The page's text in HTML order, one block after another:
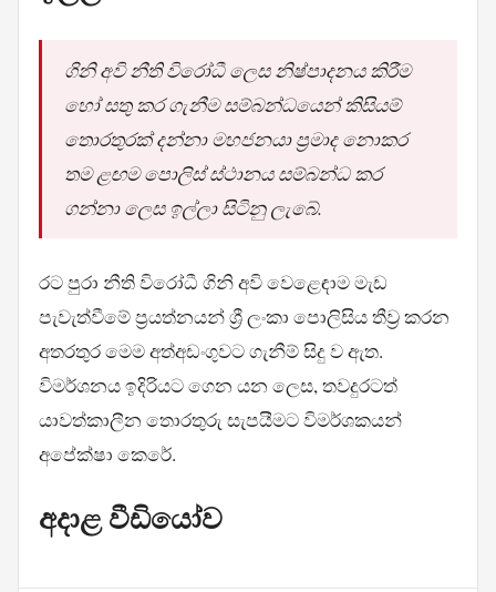
ගිනි අවි නීති විරෝධී ලෙස නිෂ්පාදනය කිරීම
හෝ සතු කර ගැනීම සම්බන්ධයෙන් කිසියම්
තොරතුරක් දන්නා මහජනයා ප්‍රමාද නොකර
තම ළඟම පොලිස් ස්ථානය සම්බන්ධ කර
ගන්නා ලෙස ඉල්ලා සිටිනු ලැබේ.
රට පුරා නීති විරෝධී ගිනි අවි වෙළෙඳාම මැඩ
පැවැත්වීමේ ප්‍රයත්නයන් ශ්‍රී ලංකා පොලිසිය තීව්‍ර කරන
අතරතුර මෙම අත්අඩංගුවට ගැනීම් සිදු ව ඇත.
විමර්ශනය ඉදිරියට ගෙන යන ලෙස, තවදුරටත්
යාවත්කාලීන තොරතුරු සැපයීමට විමර්ශකයන්
අපේක්ෂා කෙරේ.
අදාළ වීඩියෝව